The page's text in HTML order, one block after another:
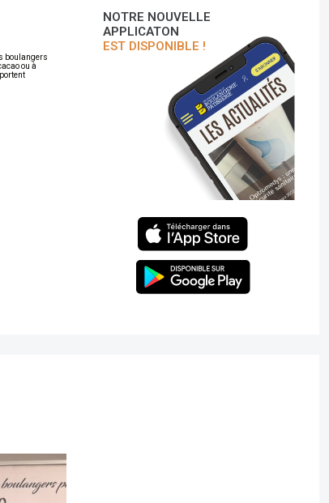
boulangers
ou à
NOTRE NOUVELLE
APPLICATON
EST DISPONIBLE !